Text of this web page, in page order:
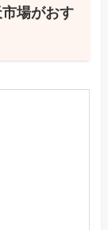
場がおす